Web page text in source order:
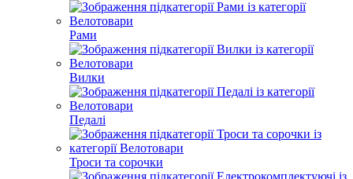
Рами
Вилки
Педалі
Троси та сорочки